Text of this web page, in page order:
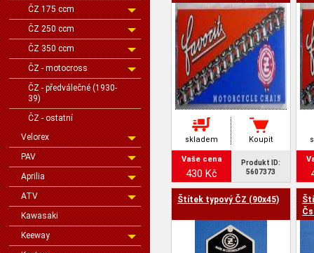
ČZ 175 ccm
ČZ 250 ccm
ČZ 350 ccm
ČZ - motocross
ČZ - předválečné (1930-
39)
ČZ - ostatní
Velorex
PAV
Aprilia
ATV
Kawasaki
Keeway
skladem Koupit
Vaše cena
430 Kč
Produkt ID:
5607373
Štítek typový ČZ (90x45)